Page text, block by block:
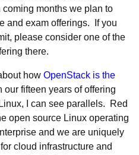
months we plan to
and exam offerings. If you
please consider one of the
there.
how OpenStack is the
fifteen years of offering
I can see parallels. Red
open source Linux operating
and we are uniquely
cloud infrastructure and